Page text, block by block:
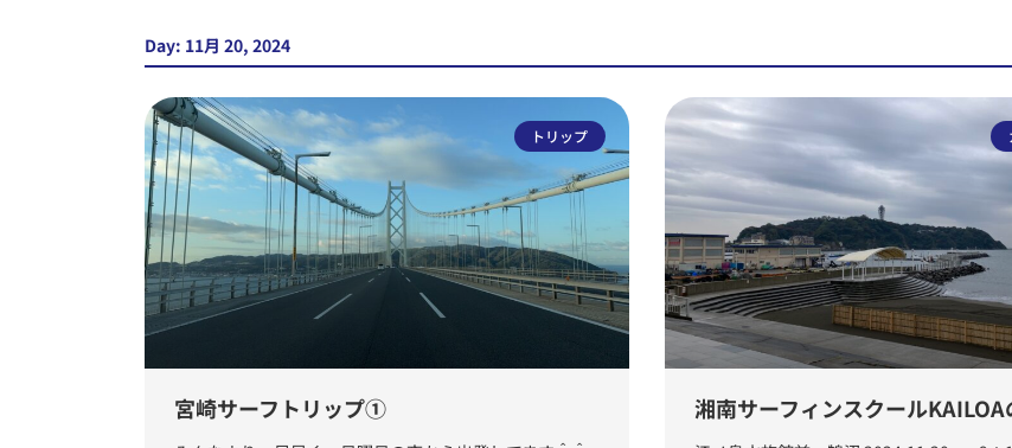
Day: 11月 20, 2024
トリップ
宮崎サーフトリップ① 湘南サーフィンスクールKAILOA